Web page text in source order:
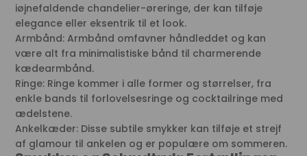
iøjnefaldende chandelier-øreringe, der kan tilføje
elegance eller eksentrik til et look.
Armbånd: Armbånd omfavner håndleddet og kan
være alt fra minimalistiske bånd til charmerende
kædearmbånd.
Ringe: Ringe kommer i alle former og størrelser, fra
enkle bands til forlovelsesringe og cocktailringe med
ædelstene.
Ankelkæder: Disse subtile smykker kan tilføje et strejf
af glamour til ankelen og er populære om sommeren.